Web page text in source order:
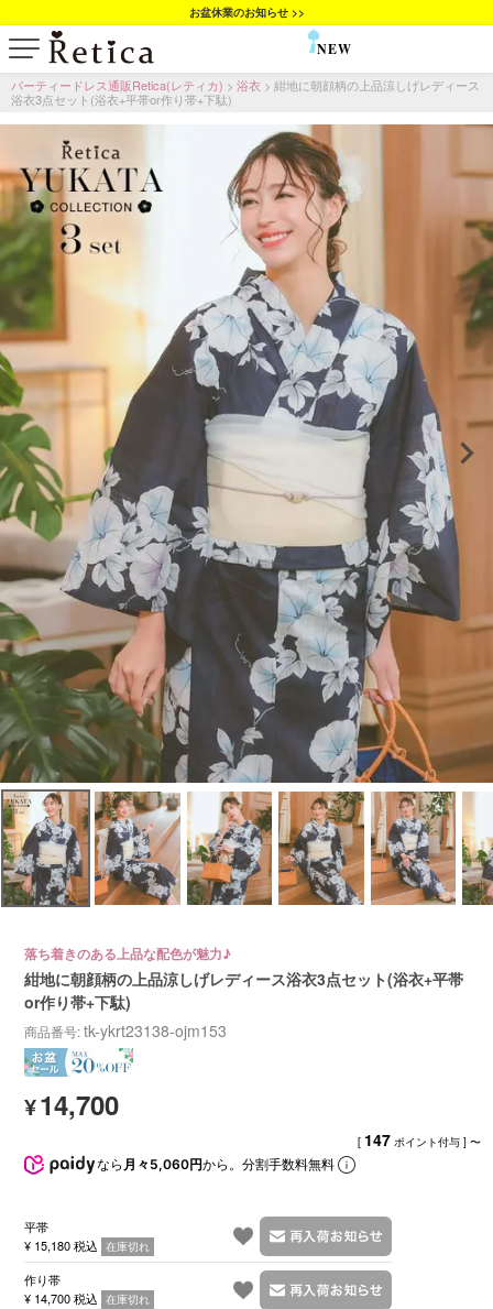
お盆休業のお知らせ >>
NEW
パーティードレス通販Retica(レティカ) 浴衣
紺地に朝顔柄の上品涼しげレディース
浴衣3点セット(浴衣+平帯or作り帯+下駄)
落ち着きのある上品な配色が魅力♪
紺地に朝顔柄の上品涼しげレディース浴衣3点セット(浴衣+平帯
or作り帯+下駄)
商品番号 tk-ykrt23138-ojm153
¥14,700
[ 147 ポイント付与 ] 〜
なら 月々5,060円から。分割手数料無料
平帯
¥ 15,180 税込 在庫切れ
作り帯
¥ 14,700 税込 在庫切れ